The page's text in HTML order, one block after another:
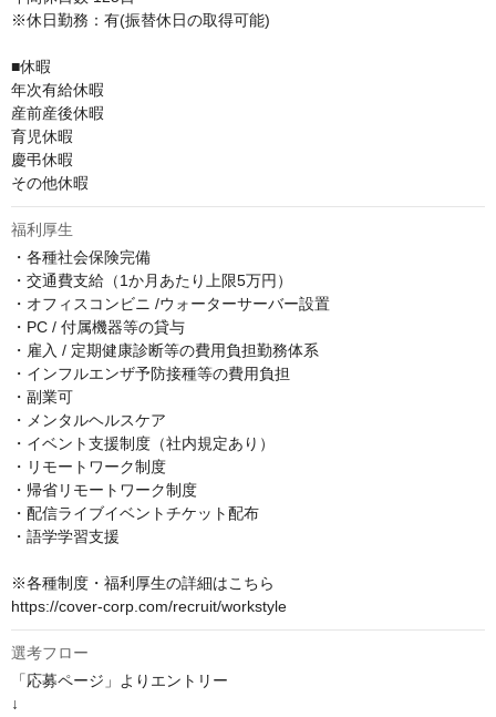
※休日勤務：有(振替休日の取得可能)
■休暇
年次有給休暇
産前産後休暇
育児休暇
慶弔休暇
その他休暇
福利厚生
・各種社会保険完備
・交通費支給（1か月あたり上限5万円）
・オフィスコンビニ /ウォーターサーバー設置
・PC / 付属機器等の貸与
・雇入 / 定期健康診断等の費用負担勤務体系
・インフルエンザ予防接種等の費用負担
・副業可
・メンタルヘルスケア
・イベント支援制度（社内規定あり）
・リモートワーク制度
・帰省リモートワーク制度
・配信ライブイベントチケット配布
・語学学習支援
※各種制度・福利厚生の詳細はこちら
https://cover-corp.com/recruit/workstyle
選考フロー
「応募ページ」よりエントリー
↓